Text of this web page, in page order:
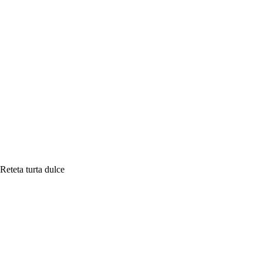
Reteta turta dulce